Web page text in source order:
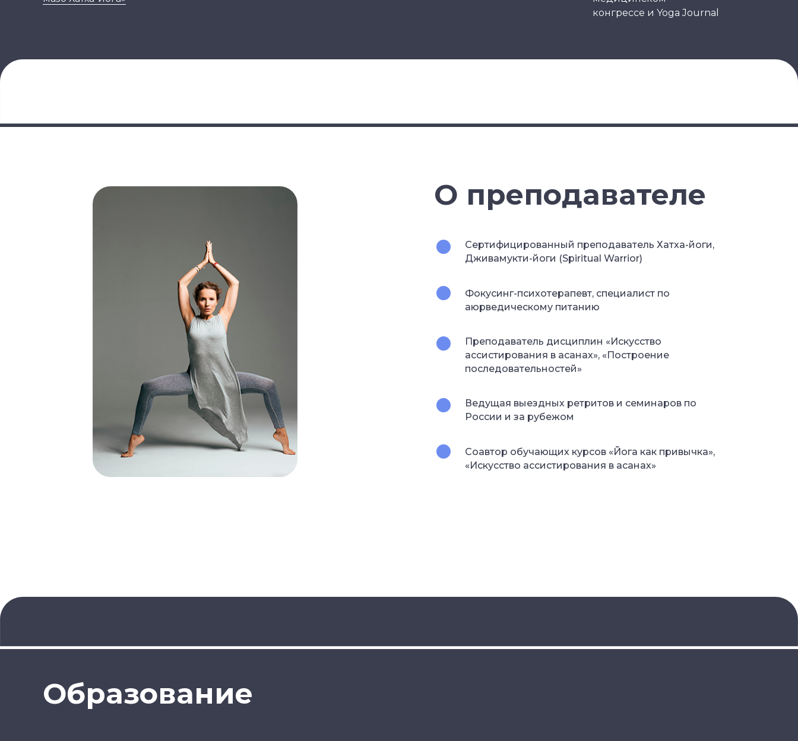
конгрессе и Yoga Journal
Соавтор обучающих курсов «Йога как привычка»,
«Искусство ассистирования в асанах»
Ведущая выездных ретритов и семинаров по
России и за рубежом
Преподаватель дисциплин «Искусство
ассистирования в асанах», «Построение
последовательностей»
Фокусинг-психотерапевт, специалист по
аюрведическому питанию
Сертифицированный преподаватель Хатха-йоги,
Дживамукти-йоги (Spiritual Warrior)
О преподавателе
Образование